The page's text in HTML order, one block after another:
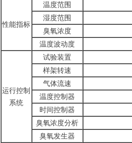
性能指标
温度范围
湿度范围
臭氧浓度
温度波动度
运行控制
系统
试验装置
样架转速
气体流速
温度控制器
时间控制器
臭氧浓度分析
臭氧发生器